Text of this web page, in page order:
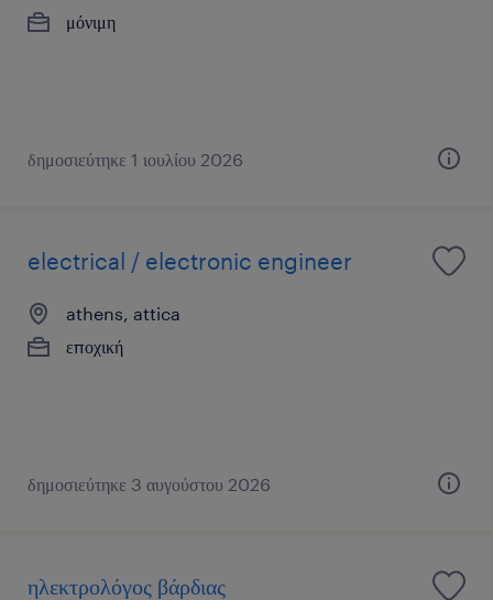
μόνιμη
δημοσιεύτηκε 1 ιουλίου 2026
electrical / electronic engineer
athens, attica
εποχική
δημοσιεύτηκε 3 αυγούστου 2026
ηλεκτρολόγος βάρδιας